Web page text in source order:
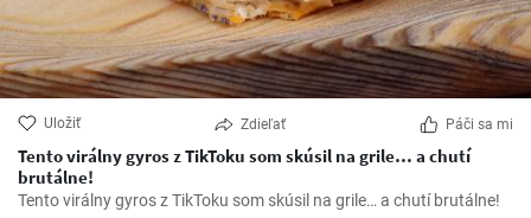
Uložiť Zdieľať Páči sa mi
Tento virálny gyros z TikToku som skúsil na grile… a chutí
brutálne!
Tento virálny gyros z TikToku som skúsil na grile… a chutí brutálne!